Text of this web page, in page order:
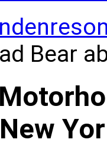
Bear